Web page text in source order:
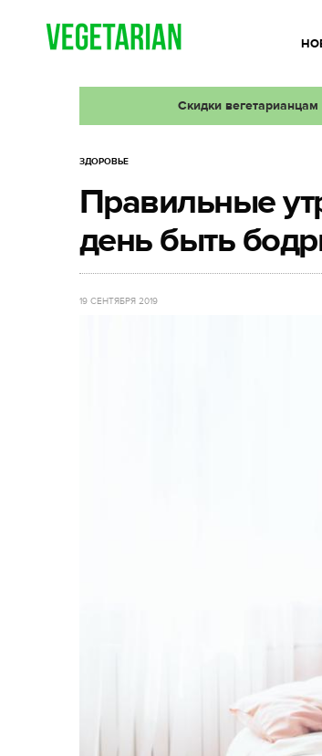
Скидки вегетарианцам
ЗДОРОВЬЕ
Правильные
день быть
19 СЕНТЯБРЯ 2019